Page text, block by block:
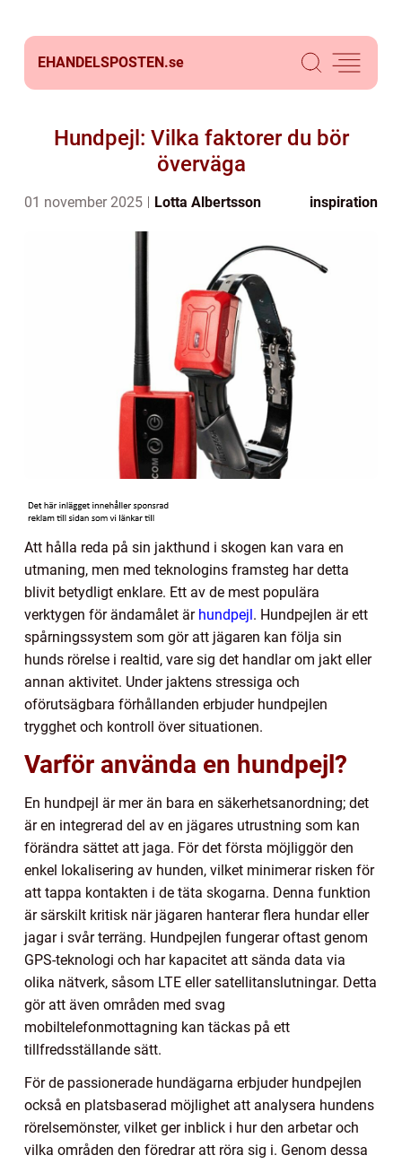
EHANDELSPOSTEN.se
Hundpejl: Vilka faktorer du bör
överväga
01 november 2025 Lotta Albertsson inspiration
Att hålla reda på sin jakthund i skogen kan vara en
utmaning, men med teknologins framsteg har detta
blivit betydligt enklare. Ett av de mest populära
verktygen för ändamålet är hundpejl. Hundpejlen är ett
spårningssystem som gör att jägaren kan följa sin
hunds rörelse i realtid, vare sig det handlar om jakt eller
annan aktivitet. Under jaktens stressiga och
oförutsägbara förhållanden erbjuder hundpejlen
trygghet och kontroll över situationen.
Varför använda en hundpejl?
En hundpejl är mer än bara en säkerhetsanordning; det
är en integrerad del av en jägares utrustning som kan
förändra sättet att jaga. För det första möjliggör den
enkel lokalisering av hunden, vilket minimerar risken för
att tappa kontakten i de täta skogarna. Denna funktion
är särskilt kritisk när jägaren hanterar flera hundar eller
jagar i svår terräng. Hundpejlen fungerar oftast genom
GPS-teknologi och har kapacitet att sända data via
olika nätverk, såsom LTE eller satellitanslutningar. Detta
gör att även områden med svag
mobiltelefonmottagning kan täckas på ett
tillfredsställande sätt.
För de passionerade hundägarna erbjuder hundpejlen
också en platsbaserad möjlighet att analysera hundens
rörelsemönster, vilket ger inblick i hur den arbetar och
vilka områden den föredrar att röra sig i. Genom dessa